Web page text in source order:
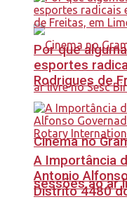
Cinema no
sessões ao ar
Por que
esportes
Rodrigues de
A Importância
Antonio
Distrito 4480